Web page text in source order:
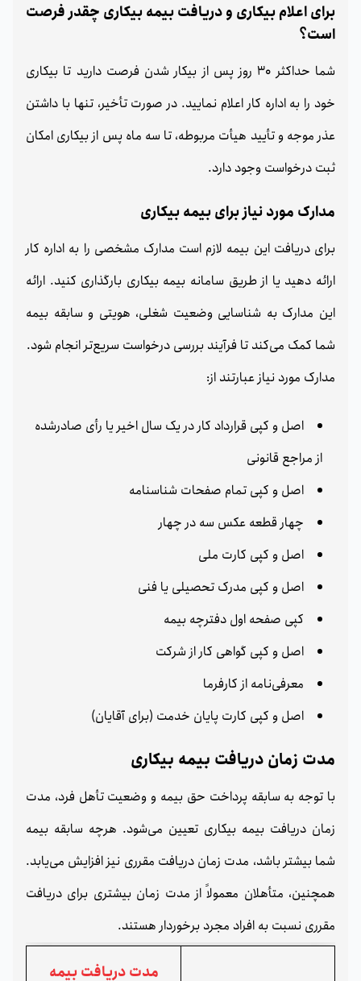
برای اعلام بیکاری و دریافت بیمه بیکاری چقدر فرصت
است؟
شما حداکثر 30 روز پس از بیکار شدن فرصت دارید تا بیکاری
خود را به اداره کار اعلام نمایید. در صورت تأخیر، تنها با داشتن
عذر موجه و تأیید هیأت مربوطه، تا سه ماه پس از بیکاری امکان
ثبت درخواست وجود دارد.
مدارک مورد نیاز برای بیمه بیکاری
برای دریافت این بیمه لازم است مدارک مشخصی را به اداره کار
ارائه دهید یا از طریق سامانه بیمه بیکاری بارگذاری کنید. ارائه
این مدارک به شناسایی وضعیت شغلی، هویتی و سابقه بیمه
شما کمک می‌کند تا فرآیند بررسی درخواست سریع‌تر انجام شود.
مدارک مورد نیاز عبارتند از:
اصل و کپی قرارداد کار در یک سال اخیر یا رأی صادرشده
از مراجع قانونی
اصل و کپی تمام صفحات شناسنامه
چهار قطعه عکس سه در چهار
اصل و کپی کارت ملی
اصل و کپی مدرک تحصیلی یا فنی
کپی صفحه اول دفترچه بیمه
اصل و کپی گواهی کار از شرکت
معرفی‌نامه از کارفرما
اصل و کپی کارت پایان خدمت (برای آقایان)
مدت زمان دریافت بیمه بیکاری
با توجه به سابقه پرداخت حق بیمه و وضعیت تأهل فرد، مدت
زمان دریافت بیمه بیکاری تعیین می‌شود. هرچه سابقه بیمه
شما بیشتر باشد، مدت زمان دریافت مقرری نیز افزایش می‌یابد.
همچنین، متأهلان معمولاً از مدت زمان بیشتری برای دریافت
مقرری نسبت به افراد مجرد برخوردار هستند.
مدت دریافت بیمه